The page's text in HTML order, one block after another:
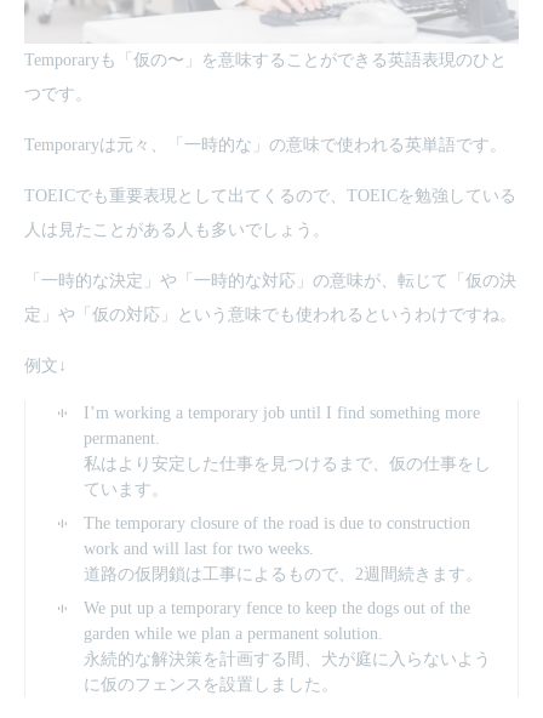
Temporaryも「仮の〜」を意味することができる英語表現のひと
つです。
Temporaryは元々、「一時的な」の意味で使われる英単語です。
TOEICでも重要表現として出てくるので、TOEICを勉強している
人は見たことがある人も多いでしょう。
「一時的な決定」や「一時的な対応」の意味が、転じて「仮の決
定」や「仮の対応」という意味でも使われるというわけですね。
例文↓
I’m working a temporary job until I find something more
permanent.
私はより安定した仕事を見つけるまで、仮の仕事をし
ています。
The temporary closure of the road is due to construction
work and will last for two weeks.
道路の仮閉鎖は工事によるもので、2週間続きます。
We put up a temporary fence to keep the dogs out of the
garden while we plan a permanent solution.
永続的な解決策を計画する間、犬が庭に入らないよう
に仮のフェンスを設置しました。